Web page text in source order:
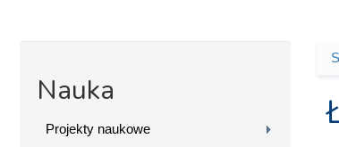
Nauka
Projekty naukowe